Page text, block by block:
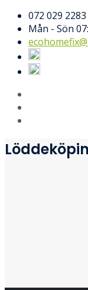
072 029 2283
Mån - Sön